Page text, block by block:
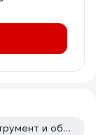
Средства индивидуальной защиты (инструмент и оборудование для покраски авто)